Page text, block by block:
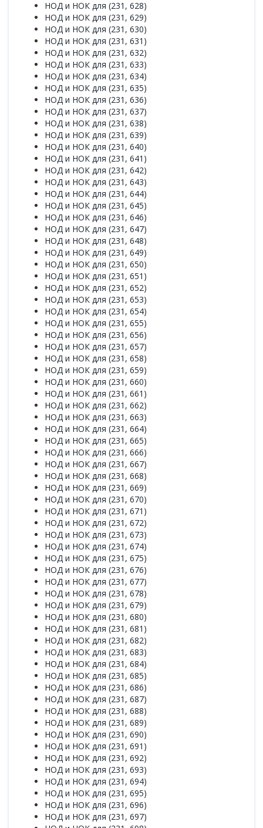
НОД и НОК для (231, 628)
НОД и НОК для (231, 629)
НОД и НОК для (231, 630)
НОД и НОК для (231, 631)
НОД и НОК для (231, 632)
НОД и НОК для (231, 633)
НОД и НОК для (231, 634)
НОД и НОК для (231, 635)
НОД и НОК для (231, 636)
НОД и НОК для (231, 637)
НОД и НОК для (231, 638)
НОД и НОК для (231, 639)
НОД и НОК для (231, 640)
НОД и НОК для (231, 641)
НОД и НОК для (231, 642)
НОД и НОК для (231, 643)
НОД и НОК для (231, 644)
НОД и НОК для (231, 645)
НОД и НОК для (231, 646)
НОД и НОК для (231, 647)
НОД и НОК для (231, 648)
НОД и НОК для (231, 649)
НОД и НОК для (231, 650)
НОД и НОК для (231, 651)
НОД и НОК для (231, 652)
НОД и НОК для (231, 653)
НОД и НОК для (231, 654)
НОД и НОК для (231, 655)
НОД и НОК для (231, 656)
НОД и НОК для (231, 657)
НОД и НОК для (231, 658)
НОД и НОК для (231, 659)
НОД и НОК для (231, 660)
НОД и НОК для (231, 661)
НОД и НОК для (231, 662)
НОД и НОК для (231, 663)
НОД и НОК для (231, 664)
НОД и НОК для (231, 665)
НОД и НОК для (231, 666)
НОД и НОК для (231, 667)
НОД и НОК для (231, 668)
НОД и НОК для (231, 669)
НОД и НОК для (231, 670)
НОД и НОК для (231, 671)
НОД и НОК для (231, 672)
НОД и НОК для (231, 673)
НОД и НОК для (231, 674)
НОД и НОК для (231, 675)
НОД и НОК для (231, 676)
НОД и НОК для (231, 677)
НОД и НОК для (231, 678)
НОД и НОК для (231, 679)
НОД и НОК для (231, 680)
НОД и НОК для (231, 681)
НОД и НОК для (231, 682)
НОД и НОК для (231, 683)
НОД и НОК для (231, 684)
НОД и НОК для (231, 685)
НОД и НОК для (231, 686)
НОД и НОК для (231, 687)
НОД и НОК для (231, 688)
НОД и НОК для (231, 689)
НОД и НОК для (231, 690)
НОД и НОК для (231, 691)
НОД и НОК для (231, 692)
НОД и НОК для (231, 693)
НОД и НОК для (231, 694)
НОД и НОК для (231, 695)
НОД и НОК для (231, 696)
НОД и НОК для (231, 697)